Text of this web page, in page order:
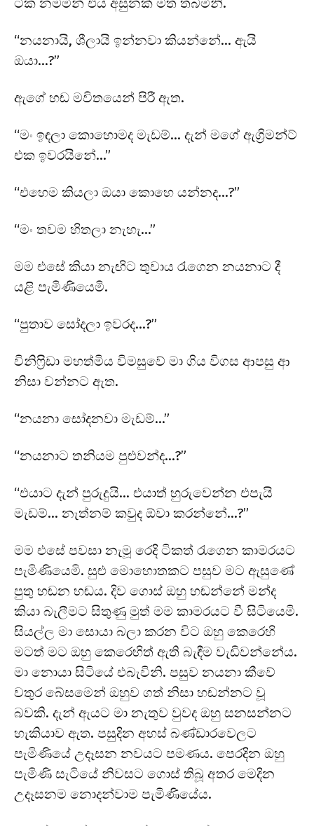
“නයනායි, ශීලායි ඉන්නවා කියන්නේ… ඇයි
ඔයා…?”
ඇගේ හඬ මවිතයෙන් පිරී ඇත.
“මං ඉඳලා කොහොමද මැඩම්… දැන් මගේ ඇග්‍රිමන්ට්
එක ඉවරයිනේ…”
“එහෙම කියලා ඔයා කොහෙ යන්නද…?”
“මං තවම හිතලා නැහැ…”
මම එසේ කියා නැඟිට තුවාය රැගෙන නයනාට දී
යළි පැමිණියෙමි.
“පුතාව සෝදලා ඉවරද…?”
විනිෆ්‍රිඩා මහත්මිය විමසුවේ මා ගිය විගස ආපසු ආ
නිසා වන්නට ඇත.
“නයනා සෝදනවා මැඩම්…”
“නයනාට තනියම පුළුවන්ද…?”
“එයාට දැන් පුරුදුයි… එයාත් හුරුවෙන්න එපැයි
මැඩම්… නැත්නම් කවුද ඕවා කරන්නේ…?”
මම එසේ පවසා නැමූ රෙදි ටිකත් රැගෙන කාමරයට
පැමිණියෙමි. සුළු මොහොතකට පසුව මට ඇසුණේ
පුතු හඬන හඬය. දිව ගොස් ඔහු හඬන්නේ මන්ද
කියා බැලීමට සිතුණු මුත් මම කාමරයට වී සිටියෙමි.
සියල්ල මා සොයා බලා කරන විට ඔහු කෙරෙහි
මටත් මට ඔහු කෙරෙහිත් ඇති බැඳීම වැඩිවන්නේය.
මා නොයා සිටියේ එබැවිනි. පසුව නයනා කීවේ
වතුර බේසමෙන් ඔහුව ගත් නිසා හඬන්නට වූ
බවකි. දැන් ඇයට මා නැතුව වුවද ඔහු සනසන්නට
හැකියාව ඇත. පසුදින අහස් බණ්ඩාරවෙලට
පැමිණියේ උදෑසන නවයට පමණය. පෙරදින ඔහු
පැමිණි සැටියේ නිවසට ගොස් තිබූ අතර මෙදින
උදෑසනම නොදන්වාම පැමිණියේය.